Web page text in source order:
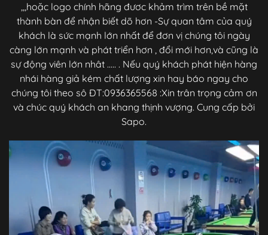
,,,hoặc logo chính hãng đươc khảm trìm trên bề mặt
thành bàn để nhận biết dõ hơn -Sự quan tâm của quý
khách là sức mạnh lớn nhất để đơn vị chúng tôi ngày
càng lớn mạnh và phát triển hơn , đổi mới hơn,và cũng là
sự động viên lớn nhât ..... . Nếu quý khách phát hiện hàng
nhái hàng giả kém chất lượng xin hay báo ngay cho
chúng tôi theo sô ĐT:0936365568 :Xin trân trọng cảm ơn
và chúc quý khách an khang thịnh vượng. Cung cấp bởi
Sapo.